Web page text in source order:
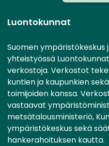
Luontokunnat
Suomen
yhteistyössä
verkostoja. Verkostot
kuntien ja kaupunkien
toimijoiden kanssa.
vastaavat
metsätalousministeriö,
ympäristökeskus sekä
hankerahoituksen kautta.